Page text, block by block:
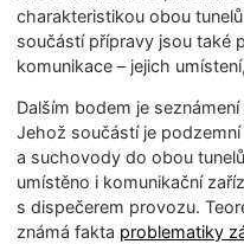
charakteristikou obou
součástí přípravy jsou také
komunikace – jejich
Dalším bodem je
Jehož součástí je
a suchovody do obou
umístěno i komunikační
s dispečerem provozu.
známá fakta problematiky